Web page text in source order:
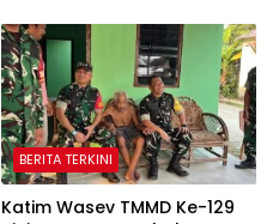
Kelola Minyak Masuk Tahap
Penuntutan
BERITA TERKINI
Katim Wasev TMMD Ke-129